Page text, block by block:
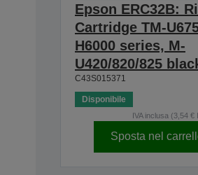
Epson ERC32B:
Cartridge TM-
H6000 series, M-
U420/820/825
C43S015371
Disponibile
IVA inclusa (3,54 €
Sposta nel